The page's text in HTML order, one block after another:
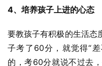
4、培养孩子上进的心态
要教孩子有积极的生活态
子考了60分，就觉得“
的，考60分就说不过去